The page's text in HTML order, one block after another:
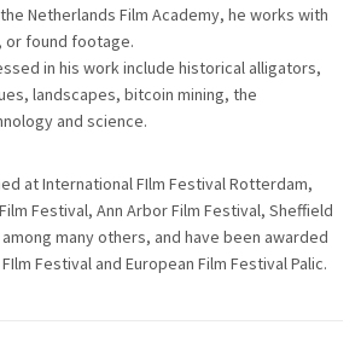
Netherlands Film Academy, he works with
or found footage.
in his work include historical alligators,
landscapes, bitcoin mining, the
and science.
at International FIlm Festival Rotterdam,
Festival, Ann Arbor Film Festival, Sheffield
many others, and have been awarded
Festival and European Film Festival Palic.